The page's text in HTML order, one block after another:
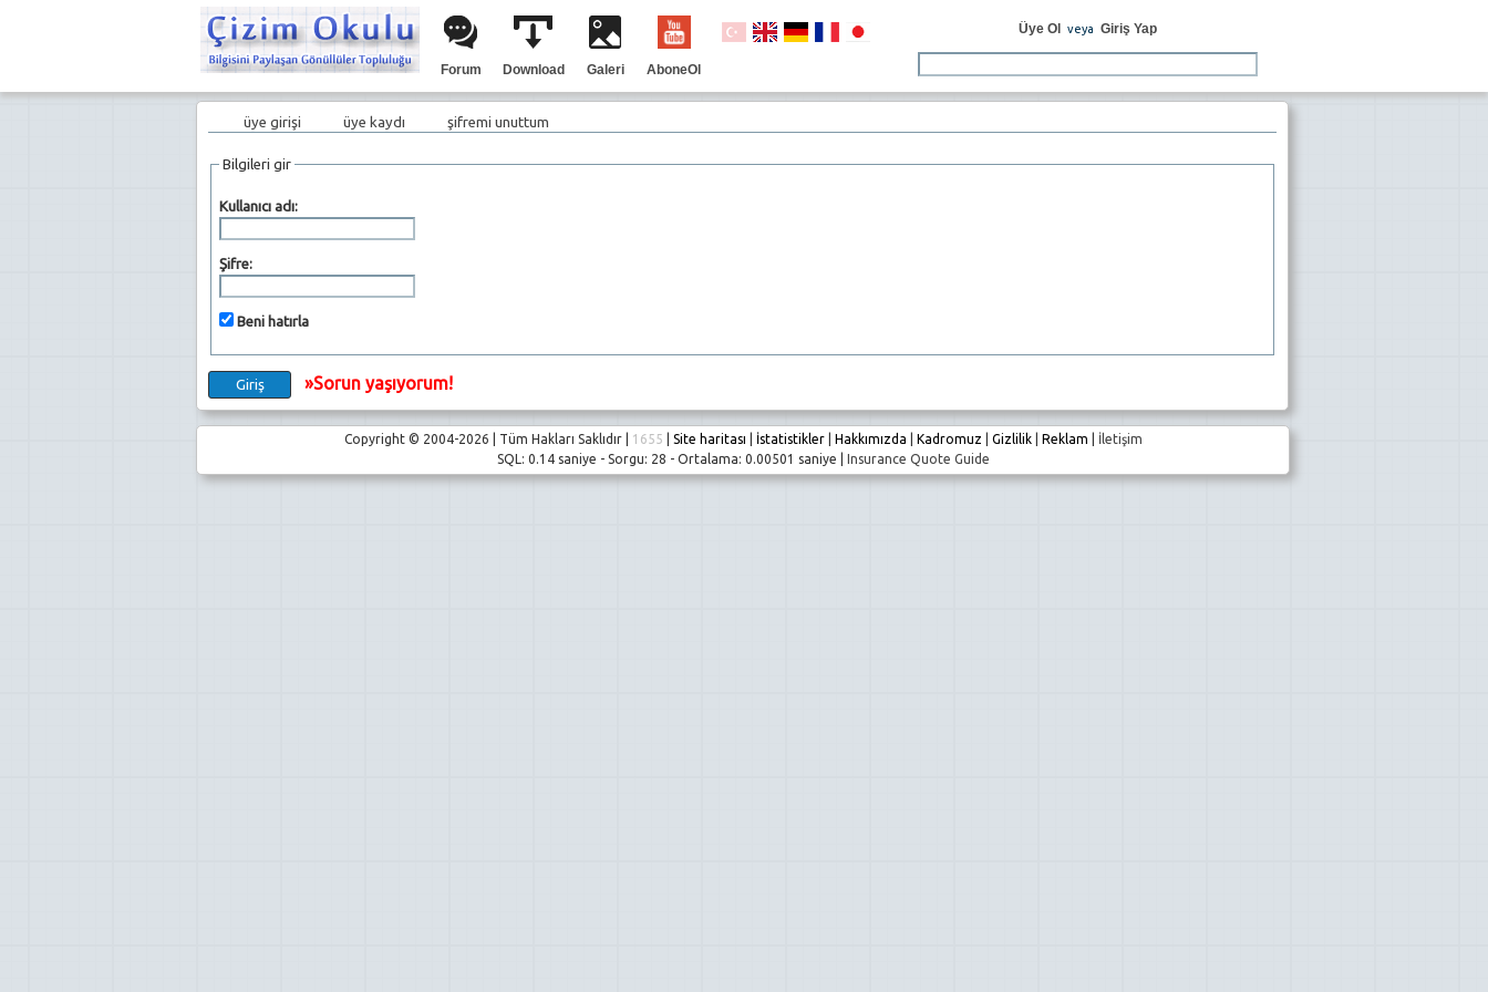
Forum Download Galeri AboneOl
Üye Ol veya Giriş Yap
üye girişi üye kaydı şifremi unuttum
Bilgileri gir
Kullanıcı adı:
Şifre:
Beni hatırla
»Sorun yaşıyorum!
Copyright © 2004-2026 | Tüm Hakları Saklıdır | 1655 Site haritası İstatistikler| Hakkımızda Kadromuz Gizlilik| Reklam
İletişim
SQL: 0.14 saniye - Sorgu: 28 - Ortalama: 0.00501 saniye |
Insurance Quote Guide